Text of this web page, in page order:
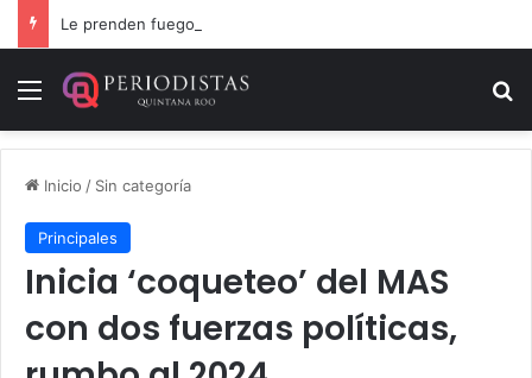
Menú
Inicio / Sin categoría
Principales
Inicia ‘coqueteo’ del MAS
con dos fuerzas políticas,